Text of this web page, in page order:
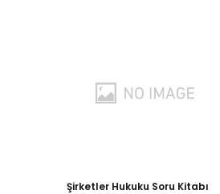
Şirketler Hukuku Soru Kitabı